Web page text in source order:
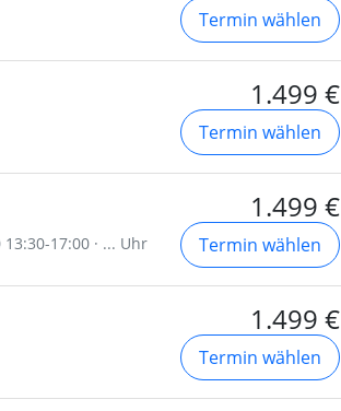
Termin wählen
1.499 €
Termin wählen
17:00 · ... Uhr
1.499 €
Termin wählen
1.499 €
Termin wählen